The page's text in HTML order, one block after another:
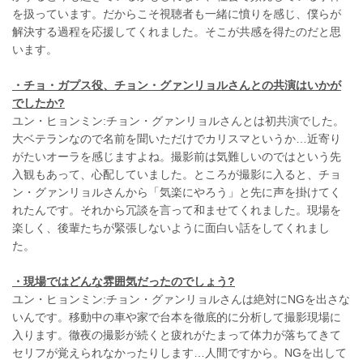
を扱っています。だからこそ視聴者も一緒に憤りを感じ、僕らが
解決する過程を応援してくれました。そこが共感を得たのだと思
います。
・チョ・ガプス役、チョン・グァンリョルさんとの共演はいかが
でしたか?
ユン・ヒョンミン:チョン・グァンリョルさんとは初共演でした。
大ベテランなので名前を聞いただけでカリスマというか…近寄り
がたいオーラを感じますよね。撮影前は気難しいのではという先
入観もあって、心配していました。ところが撮影に入ると、チョ
ン・グァンリョルさんから「気楽にやろう」と先に声を掛けてく
れたんです。それから冗談を言って和ませてくれました。現場を
楽しく、後輩たちが緊張しないように面白い話をしてくれまし
た。
・現場ではどんな雰囲気だったのでしょう?
ユン・ヒョンミン:チョン・グァンリョルさんは絶対にNGを出さな
いんです。移動中の車や家で台本を徹底的に分析して撮影現場に
入ります。徹夜の撮影が続くと疲れがたまって体力が落ちてきて
セリフが覚えられなかったりします…人間ですから。NGを出して